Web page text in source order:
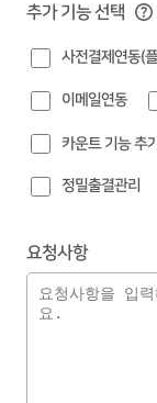
추가 기능 선택
사전결제연동(
이메일연동
카운트 기능 추
정밀출결관리
요청사항